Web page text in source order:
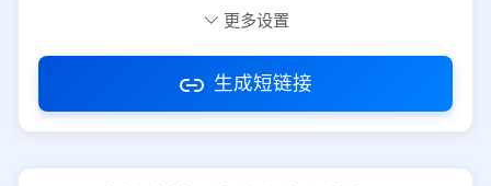
访问密码
更多设置
生成短链接